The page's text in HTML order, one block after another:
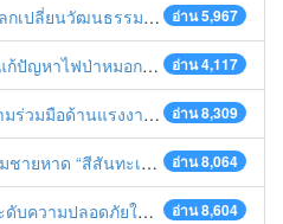
อ่าน 5,967
ไทย-บรูไนฯ "อาไล พาเพลิน”
อ่าน 4,117
ร้อมเปิดช่องทางห้วยต้นนุ่นเป็นด่านถาวร
อ่าน 8,309
ะหว่างประเทศสู่การพัฒนาที่ยั่งยืน
อ่าน 8,064
สันทะเลชุมพร สู่อาเซียน”
อ่าน 8,604
นการทำงานสู่มาตรฐานสากล